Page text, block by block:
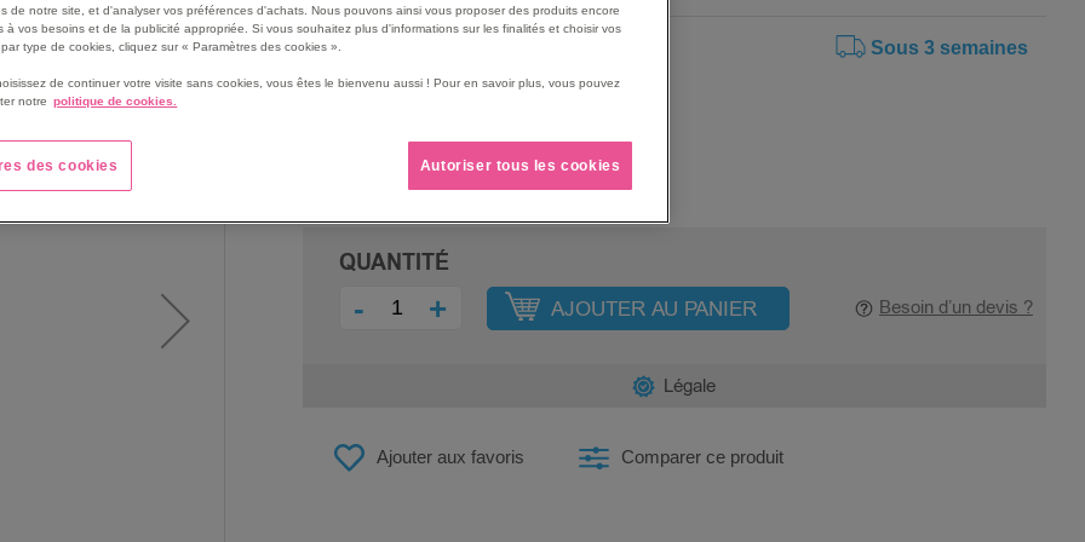
Sous 3 semaines
51,50 €
QUANTITÉ
- + AJOUTER AU PANIER Besoin d’un devis ?
Ajouter aux favoris Comparer ce produit
Légale
de notre site, et d'analyser vos préférences d'achats. Nous pouvons ainsi vous proposer des produits encore
à vos besoins et de la publicité appropriée. Si vous souhaitez plus d'informations sur les finalités et choisir vos
type de cookies, cliquez sur « Paramètres des cookies ».
de continuer votre visite sans cookies, vous êtes le bienvenu aussi ! Pour en savoir plus, vous pouvez
notre politique de cookies.
des cookies Autoriser tous les cookies